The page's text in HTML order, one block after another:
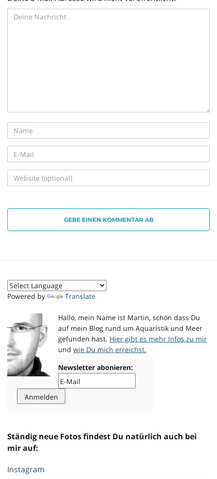
GEBE EINEN KOMMENTAR AB
Powered by Translate
Hallo, mein Name ist Martin, schön dass Du
auf mein Blog rund um Aquaristik und Meer
gefunden hast. Hier gibt es mehr Infos zu mir
und wie Du mich erreichst.
Newsletter abonieren:
Ständig neue Fotos findest Du natürlich auch bei
mir auf:
Instagram